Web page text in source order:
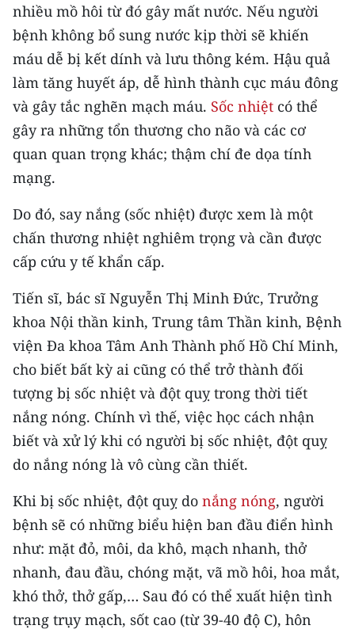
TRI THỨC CHUYÊN SÂU
54 DÂN TỘC VIỆT NAM
CHƯƠNG TRÌNH OCOP - MỖI XÃ
MỘT SẢN PHẨM
RADIO
E-Magazine
Video
Media Chính trị
Media Kinh tế
Media Văn hóa
Media Xã hội
Media Pháp luật
Media Du lịch
Media Thế giới
Media Thể thao
Media Giáo dục
Media Y tế
nhiều mồ hôi từ đó gây mất nước. Nếu người
bệnh không bổ sung nước kịp thời sẽ khiến
máu dễ bị kết dính và lưu thông kém. Hậu quả
làm tăng huyết áp, dễ hình thành cục máu đông
và gây tắc nghẽn mạch máu. Sốc nhiệt có thể
gây ra những tổn thương cho não và các cơ
quan quan trọng khác; thậm chí đe dọa tính
mạng.
Do đó, say nắng (sốc nhiệt) được xem là một
chấn thương nhiệt nghiêm trọng và cần được
cấp cứu y tế khẩn cấp.
Tiến sĩ, bác sĩ Nguyễn Thị Minh Đức, Trưởng
khoa Nội thần kinh, Trung tâm Thần kinh, Bệnh
viện Đa khoa Tâm Anh Thành phố Hồ Chí Minh,
cho biết bất kỳ ai cũng có thể trở thành đối
tượng bị sốc nhiệt và đột quỵ trong thời tiết
nắng nóng. Chính vì thế, việc học cách nhận
biết và xử lý khi có người bị sốc nhiệt, đột quỵ
do nắng nóng là vô cùng cần thiết.
Khi bị sốc nhiệt, đột quỵ do nắng nóng, người
bệnh sẽ có những biểu hiện ban đầu điển hình
như: mặt đỏ, môi, da khô, mạch nhanh, thở
nhanh, đau đầu, chóng mặt, vã mồ hôi, hoa mắt,
khó thở, thở gấp,… Sau đó có thể xuất hiện tình
trạng trụy mạch, sốt cao (từ 39-40 độ C), hôn